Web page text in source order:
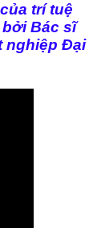
trí tuệ
bởi Bác sĩ
nghiệp Đại